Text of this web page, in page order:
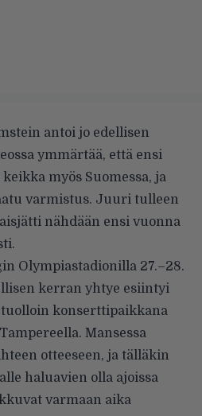
antoi jo edellisen
ymmärtää, että ensi
myös Suomessa, ja
varmistus. Juuri tulleen
nähdään ensi vuonna
Olympiastadionilla 27.–28.
kerran yhtye esiintyi
tuolloin konserttipaikkana
Mansessa
otteeseen, ja tälläkin
haluavien olla ajoissa
varmaan aika